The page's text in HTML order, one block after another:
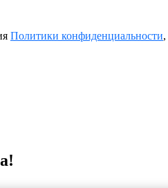
Политики конфиденциальности,